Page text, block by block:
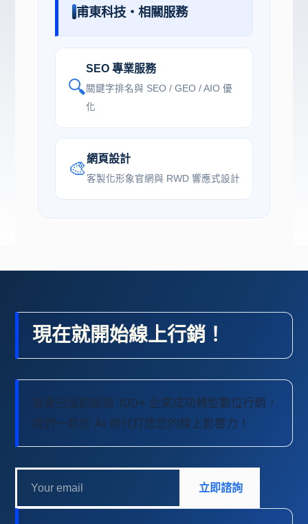
甫東科技・相關服務
🔍
SEO 專業服務
關鍵字排名與 SEO / GEO / AIO 優
化
🎨網頁設計
客製化形象官網與 RWD 響應式設計
現在就開始線上行銷！
甫東已協助超過 100+ 企業成功轉型數位行銷，
我們一起在 AI 時代打造您的線上影響力！
立即諮詢